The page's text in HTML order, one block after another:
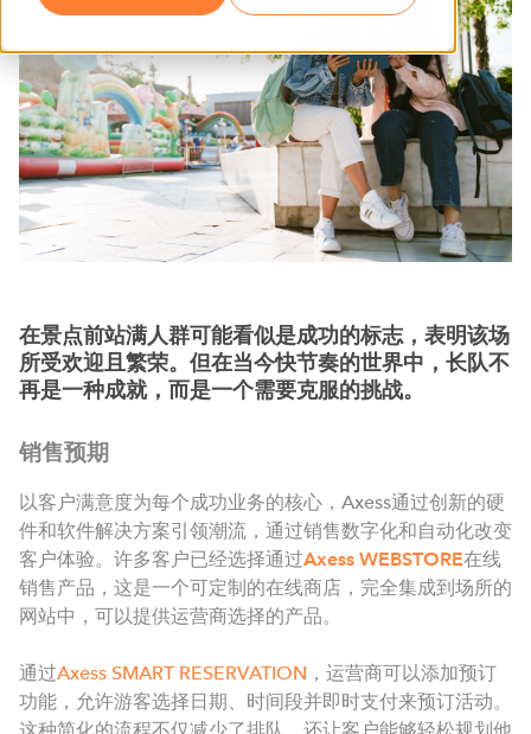
在景点前站满人群可能看似是成功的标志，表明该场
所受欢迎且繁荣。但在当今快节奏的世界中，长队不
再是一种成就，而是一个需要克服的挑战。
销售预期
以客户满意度为每个成功业务的核心，Axess通过创新的硬
件和软件解决方案引领潮流，通过销售数字化和自动化改变
客户体验。许多客户已经选择通过Axess WEBSTORE在线
销售产品，这是一个可定制的在线商店，完全集成到场所的
网站中，可以提供运营商选择的产品。
通过Axess SMART RESERVATION ，运营商可以添加预订
功能，允许游客选择日期、时间段并即时支付来预订活动。